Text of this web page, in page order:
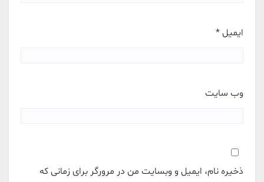
ایمیل *
وب‌ سایت
ذخیره نام، ایمیل و وبسایت من در مرورگر برای زمانی که